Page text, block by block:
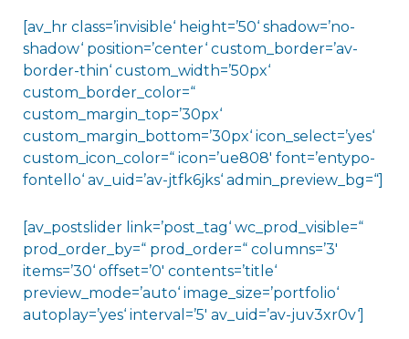
[av_hr class=’invisible‘ height=’50‘ shadow=’no-
shadow‘ position=’center‘ custom_border=’av-
border-thin‘ custom_width=’50px‘
custom_border_color=“
custom_margin_top=’30px‘
custom_margin_bottom=’30px‘ icon_select=’yes‘
custom_icon_color=“ icon=’ue808′ font=’entypo-
fontello‘ av_uid=’av-jtfk6jks‘ admin_preview_bg=“]
[av_postslider link=’post_tag‘ wc_prod_visible=“
prod_order_by=“ prod_order=“ columns=’3′
items=’30‘ offset=’0′ contents=’title‘
preview_mode=’auto‘ image_size=’portfolio‘
autoplay=’yes‘ interval=’5′ av_uid=’av-juv3xr0v‘]